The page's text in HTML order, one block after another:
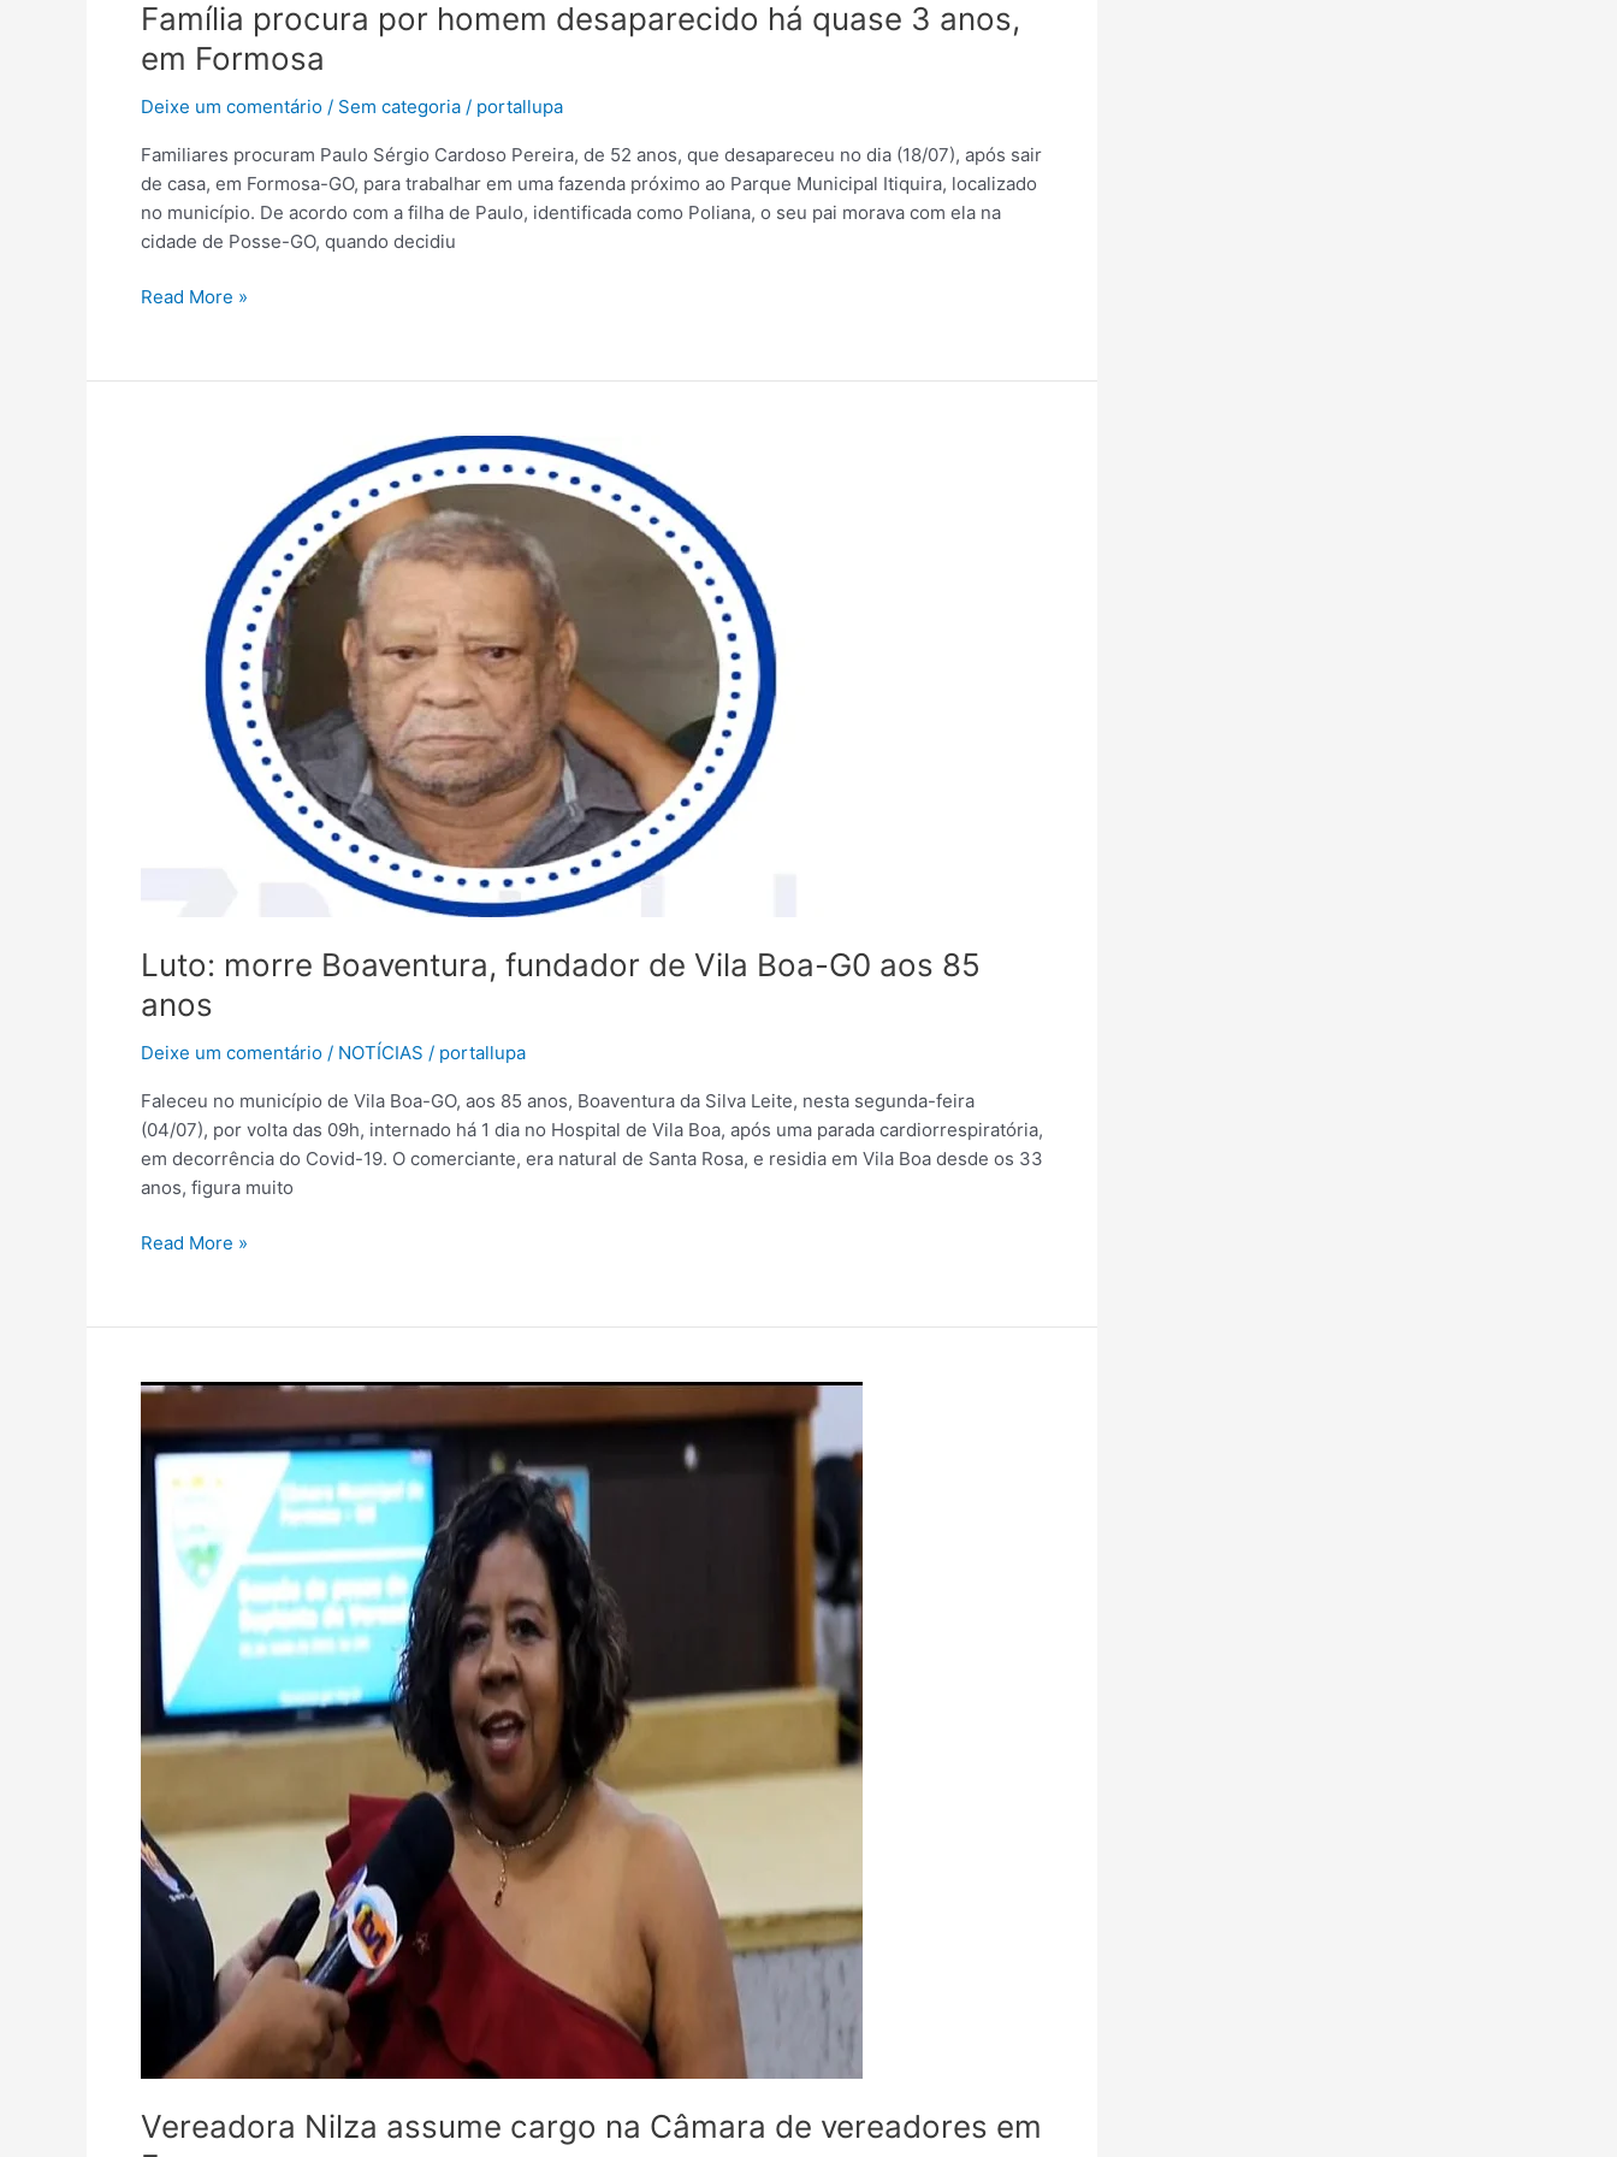
Família procura por homem desaparecido há quase 3 anos,
em Formosa
Deixe um comentário / Sem categoria / portallupa
Familiares procuram Paulo Sérgio Cardoso Pereira, de 52 anos, que desapareceu no dia (18/07), após sair
de casa, em Formosa-GO, para trabalhar em uma fazenda próximo ao Parque Municipal Itiquira, localizado
no município. De acordo com a filha de Paulo, identificada como Poliana, o seu pai morava com ela na
cidade de Posse-GO, quando decidiu
Read More »
Luto: morre Boaventura, fundador de Vila Boa-G0 aos 85
anos
Deixe um comentário / NOTÍCIAS / portallupa
Faleceu no município de Vila Boa-GO, aos 85 anos, Boaventura da Silva Leite, nesta segunda-feira
(04/07), por volta das 09h, internado há 1 dia no Hospital de Vila Boa, após uma parada cardiorrespiratória,
em decorrência do Covid-19. O comerciante, era natural de Santa Rosa, e residia em Vila Boa desde os 33
anos, figura muito
Read More »
Vereadora Nilza assume cargo na Câmara de vereadores em
Vereadora
Nilza
assume
cargo
na
Câmara
de
vereadores
em
Formosa